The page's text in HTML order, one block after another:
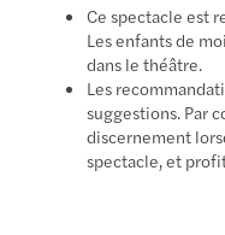
Ce spectacle est
Les enfants de
dans le théâtre.
Les
suggestions. Par
discernement
spectacle, et